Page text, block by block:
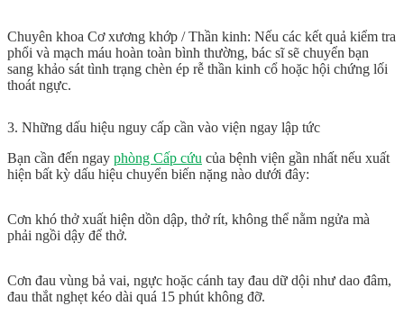
Chuyên khoa Cơ xương khớp / Thần kinh: Nếu các kết quả kiểm tra
phổi và mạch máu hoàn toàn bình thường, bác sĩ sẽ chuyển bạn
sang khảo sát tình trạng chèn ép rễ thần kinh cổ hoặc hội chứng lối
thoát ngực.
3. Những dấu hiệu nguy cấp cần vào viện ngay lập tức
Bạn cần đến ngay phòng Cấp cứu của bệnh viện gần nhất nếu xuất
hiện bất kỳ dấu hiệu chuyển biến nặng nào dưới đây:
Cơn khó thở xuất hiện dồn dập, thở rít, không thể nằm ngửa mà
phải ngồi dậy để thở.
Cơn đau vùng bả vai, ngực hoặc cánh tay đau dữ dội như dao đâm,
đau thắt nghẹt kéo dài quá 15 phút không đỡ.